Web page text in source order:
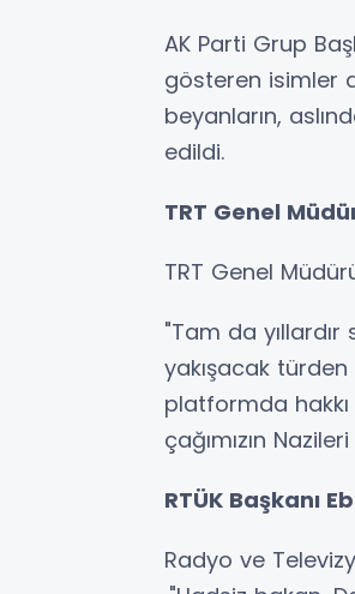
AK Parti Grup
gösteren isimler
beyanların,
edildi.
TRT Genel
TRT Genel
"Tam da yıllardır
yakışacak türden
platformda
çağımızın
RTÜK Başkanı
Radyo ve